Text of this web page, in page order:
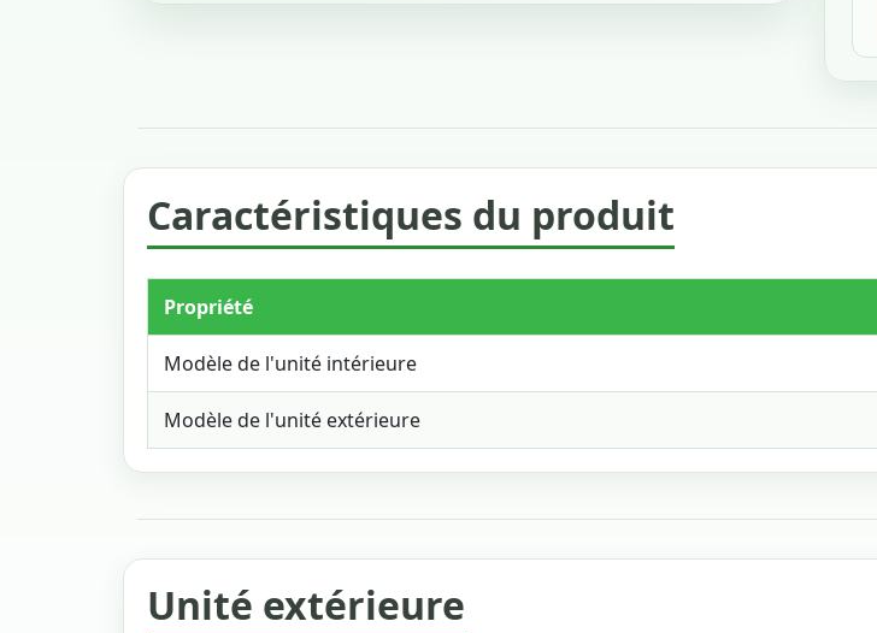
Caractéristiques du produit
Propriété
Modèle de l'unité intérieure
Modèle de l'unité extérieure
Unité extérieure